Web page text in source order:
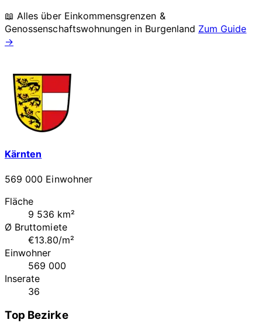
📖 Alles über Einkommensgrenzen &
Genossenschaftswohnungen in Burgenland Zum Guide
→
Kärnten
569 000 Einwohner
Fläche
9 536 km²
Ø Bruttomiete
€13.80/m²
Einwohner
569 000
Inserate
36
Top Bezirke